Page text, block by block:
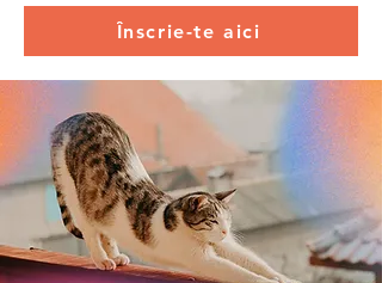
Înscrie-te aici